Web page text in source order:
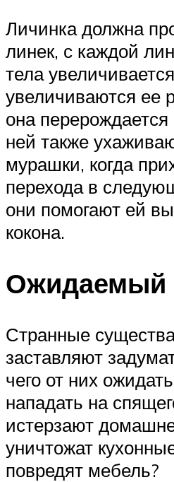
Личинка должна
линек, с каждой
тела
увеличиваются ее
она перерождается
ней также
мурашки, когда
перехода в
они помогают ей
кокона.
Ожидаемый
Странные
заставляют
чего от них
нападать на
истерзают
уничтожат
повредят мебель?